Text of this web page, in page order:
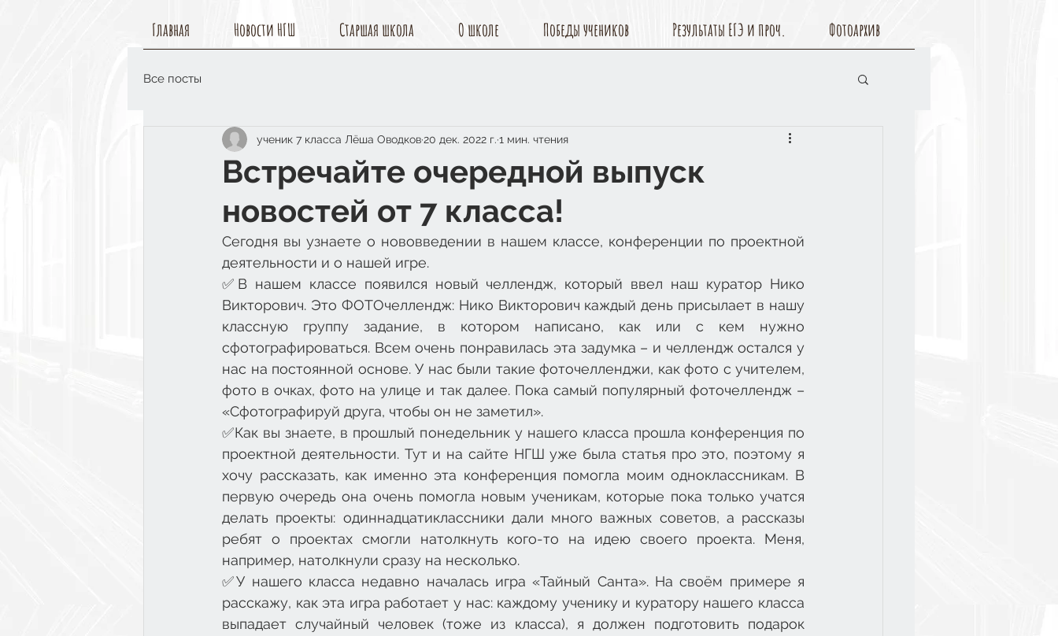
Главная Новости НГШ Старшая школа О школе Победы учеников Результаты ЕГЭ и проч. Фотоархив
Все посты
Встречайте очередной выпуск
новостей от 7 класса!
ученик 7 класса Лёша Оводков20 дек. 2022 г. 1 мин. чтения
Сегодня вы узнаете о нововведении в нашем классе, конференции по проектной
деятельности и о нашей игре.
✅В нашем классе появился новый челлендж, который ввел наш куратор Нико
Викторович. Это ФОТОчеллендж: Нико Викторович каждый день присылает в нашу
классную группу задание, в котором написано, как или с кем нужно
сфотографироваться. Всем очень понравилась эта задумка – и челлендж остался у
нас на постоянной основе. У нас были такие фоточелленджи, как фото с учителем,
фото в очках, фото на улице и так далее. Пока самый популярный фоточеллендж –
«Сфотографируй друга, чтобы он не заметил».
✅Как вы знаете, в прошлый понедельник у нашего класса прошла конференция по
проектной деятельности. Тут и на сайте НГШ уже была статья про это, поэтому я
хочу рассказать, как именно эта конференция помогла моим одноклассникам. В
первую очередь она очень помогла новым ученикам, которые пока только учатся
делать проекты: одиннадцатиклассники дали много важных советов, а рассказы
ребят о проектах смогли натолкнуть кого-то на идею своего проекта. Меня,
например, натолкнули сразу на несколько.
✅У нашего класса недавно началась игра «Тайный Санта». На своём примере я
расскажу, как эта игра работает у нас: каждому ученику и куратору нашего класса
выпадает случайный человек (тоже из класса), я должен подготовить подарок